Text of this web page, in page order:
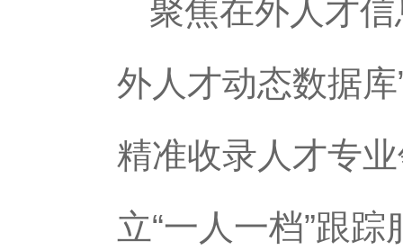
聚焦在外人才信
外人才动态数据
精准收录人才专
立“一人一档”跟